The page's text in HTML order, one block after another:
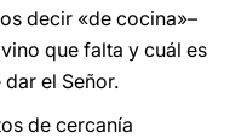
decir «de cocina»–
que falta y cuál es
el Señor.
de cercanía